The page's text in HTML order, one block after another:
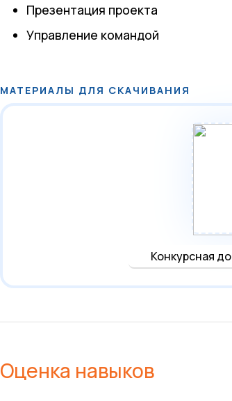
Презентация проекта
Управление командой
МАТЕРИАЛЫ ДЛЯ СКАЧИВАНИЯ
Конкурсная
Оценка навыков